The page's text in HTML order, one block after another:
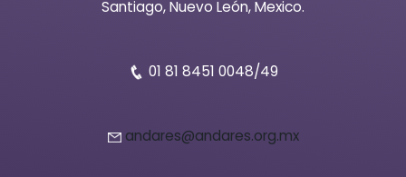
Santiago, Nuevo León, Mexico.
01 81 8451 0048/49
andares@andares.org.mx